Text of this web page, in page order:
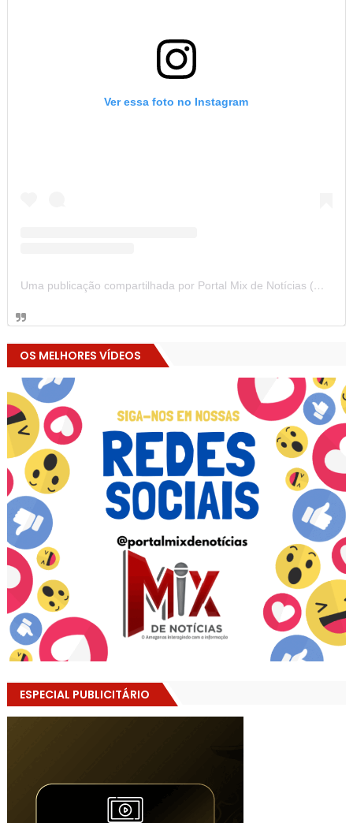
Ver essa foto no Instagram
Uma publicação compartilhada por Portal Mix de Notícias (@portalmixdenoticias)
OS MELHORES VÍDEOS
ESPECIAL PUBLICITÁRIO